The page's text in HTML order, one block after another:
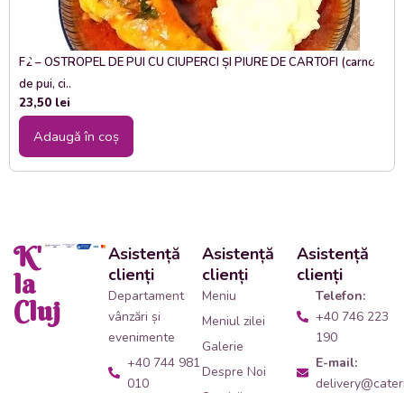
F2 – OSTROPEL DE PUI CU CIUPERCI ȘI PIURE DE CARTOFI (carne
de pui, ci..
23,50 lei
Adaugă în coș
K'
la
Cluj
Asistență
clienți
Departament
vânzări și
evenimente
+40 744 981
010
Asistență
clienți
Meniu
Meniul zilei
Galerie
Despre Noi
Asistență
clienți
Telefon:
+40 746 223
190
E-mail: